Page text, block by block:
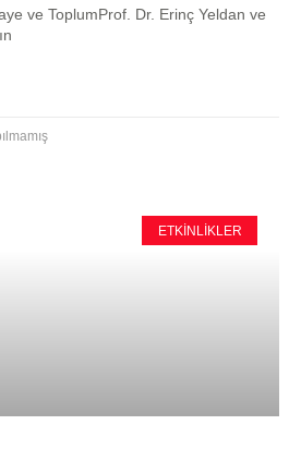
ve ToplumProf. Dr. Erinç Yeldan ve
ETKINLIKLER